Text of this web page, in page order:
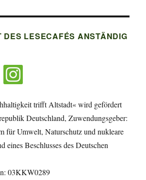
DES LESECAFÉS ANSTÄNDIG
trifft Altstadt« wird gefördert
Deutschland, Zuwendungsgeber:
für Umwelt, Naturschutz und nukleare
eines Beschlusses des Deutschen
03KKW0289